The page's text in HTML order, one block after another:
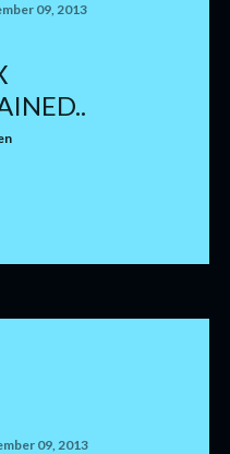
09, 2013
09, 2013